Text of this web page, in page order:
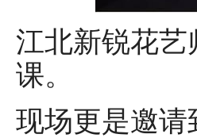
江北新锐花
课。
现场更是邀请